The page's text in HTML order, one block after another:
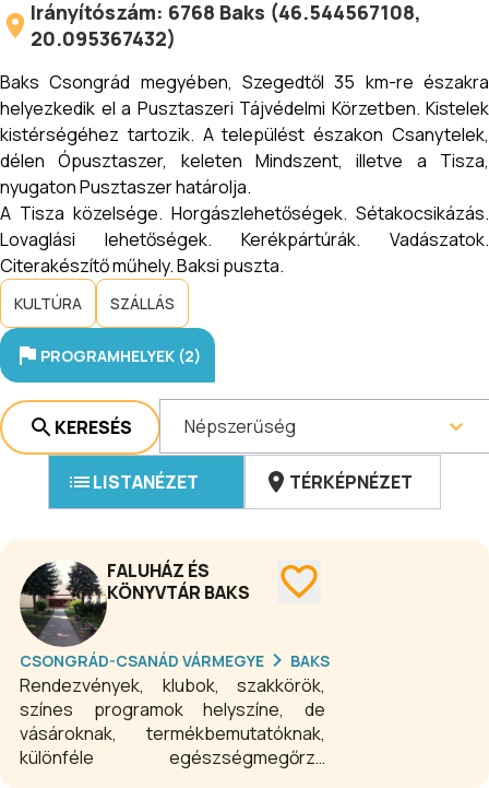
Irányítószám: 6768 Baks (46.544567108,
20.095367432)
Baks Csongrád megyében, Szegedtől 35 km-re északra
helyezkedik el a Pusztaszeri Tájvédelmi Körzetben. Kistelek
kistérségéhez tartozik. A települést északon Csanytelek,
délen Ópusztaszer, keleten Mindszent, illetve a Tisza,
nyugaton Pusztaszer határolja.
A Tisza közelsége. Horgászlehetőségek. Sétakocsikázás.
Lovaglási lehetőségek. Kerékpártúrák. Vadászatok.
Citerakészítő műhely. Baksi puszta.
KULTÚRA SZÁLLÁS
PROGRAMHELYEK (2)
KERESÉS Népszerűség
LISTANÉZET TÉRKÉPNÉZET
FALUHÁZ ÉS
KÖNYVTÁR BAKS
CSONGRÁD-CSANÁD VÁRMEGYE BAKS
Rendezvények, klubok, szakkörök,
színes programok helyszíne, de
vásároknak, termékbemutatóknak,
különféle egészségmegőrző